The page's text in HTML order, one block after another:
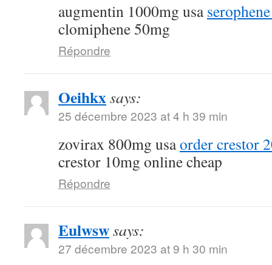
augmentin 1000mg usa
clomiphene 50mg
Répondre
Oeihkxsays:
25 décembre 2023 at 4 h 39 min
zovirax 800mg usaorder crestor
crestor 10mg online cheap
Répondre
Eulwswsays:
27 décembre 2023 at 9 h 30 min